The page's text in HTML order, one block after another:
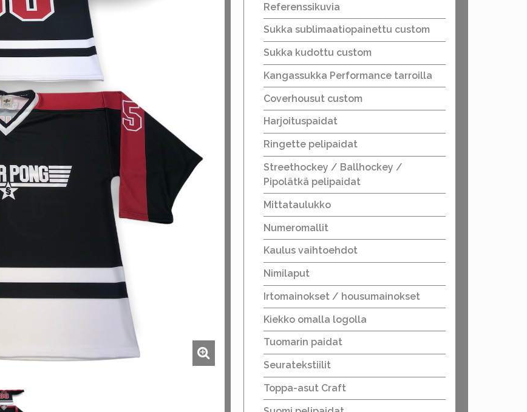
Referenssikuvia
Sukka sublimaatiopainettu custom
Sukka kudottu custom
Kangassukka Performance tarroilla
Coverhousut custom
Harjoituspaidat
Ringette pelipaidat
Streethockey / Ballhockey /
Pipolätkä pelipaidat
Mittataulukko
Numeromallit
Kaulus vaihtoehdot
Nimilaput
Irtomainokset / housumainokset
Kiekko omalla logolla
Tuomarin paidat
Seuratekstiilit
Toppa-asut Craft